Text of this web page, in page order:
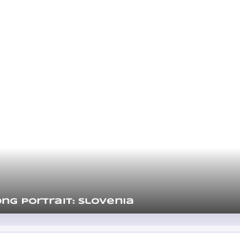
Portrait: Slovenia